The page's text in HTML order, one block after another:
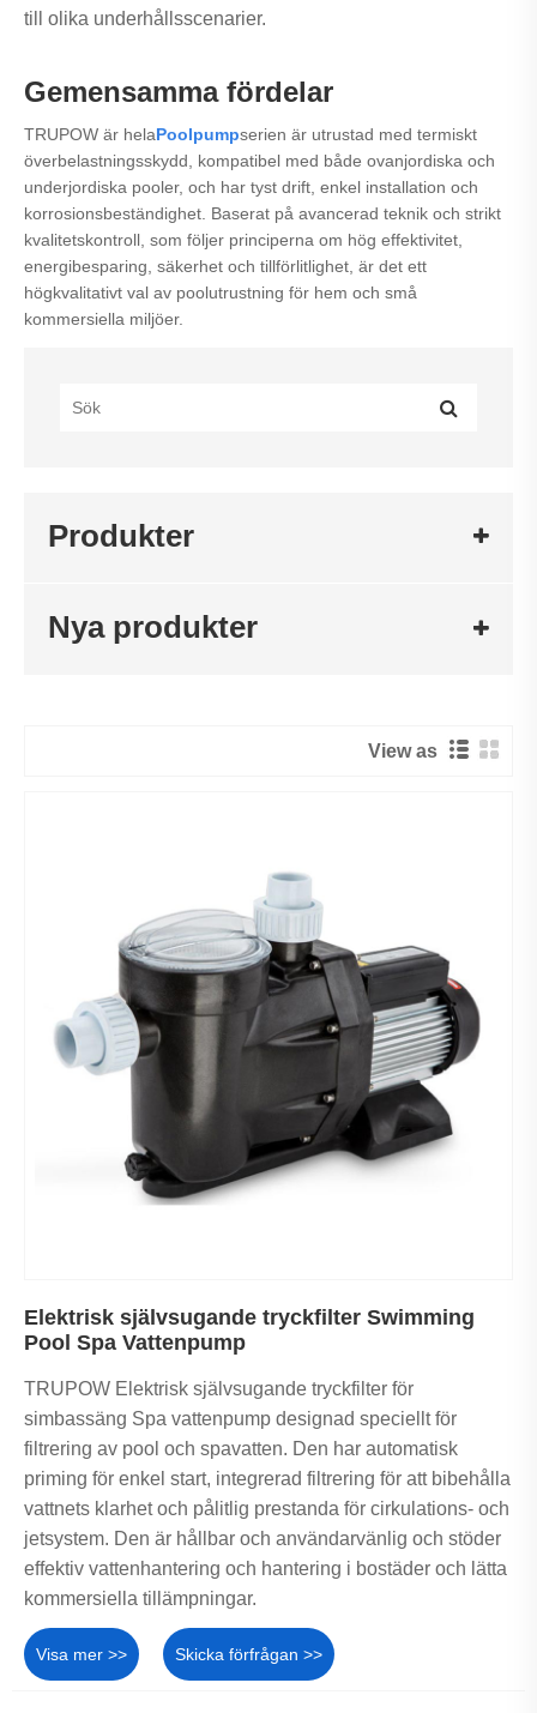
till olika underhållsscenarier.
Gemensamma fördelar
TRUPOW är helaPoolpumpserien är utrustad med termiskt
överbelastningsskydd, kompatibel med både ovanjordiska och
underjordiska pooler, och har tyst drift, enkel installation och
korrosionsbeständighet. Baserat på avancerad teknik och strikt
kvalitetskontroll, som följer principerna om hög effektivitet,
energibesparing, säkerhet och tillförlitlighet, är det ett
högkvalitativt val av poolutrustning för hem och små
kommersiella miljöer.
Produkter
Nya produkter
View as
Elektrisk självsugande tryckfilter Swimming
Pool Spa Vattenpump
TRUPOW Elektrisk självsugande tryckfilter för
simbassäng Spa vattenpump designad speciellt för
filtrering av pool och spavatten. Den har automatisk
priming för enkel start, integrerad filtrering för att bibehålla
vattnets klarhet och pålitlig prestanda för cirkulations- och
jetsystem. Den är hållbar och användarvänlig och stöder
effektiv vattenhantering och hantering i bostäder och lätta
kommersiella tillämpningar.
Visa mer >> Skicka förfrågan >>